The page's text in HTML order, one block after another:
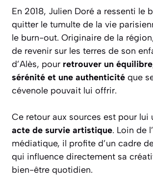
En 2018, Julien Doré a ressenti le
quitter le tumulte de la vie
le burn-out. Originaire de la
de revenir sur les terres de son
d’Alès, pour retrouver un
sérénité et une authenticité que
cévenole pouvait lui offrir.
Ce retour aux sources est pour lui
acte de survie artistique. Loin de
médiatique, il profite d’un cadre
qui influence directement sa
bien-être quotidien.